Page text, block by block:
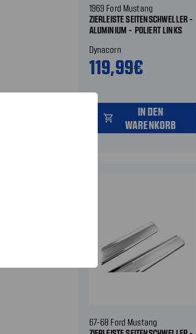
1969 Ford Mustang
ZIERLEISTE SEITENSCHWELLER -
ALUMINIUM - POLIERT LINKS
Dynacorn
119,99€
shopping_cart
IN DEN
WARENKORB
67-68 Ford Mustang